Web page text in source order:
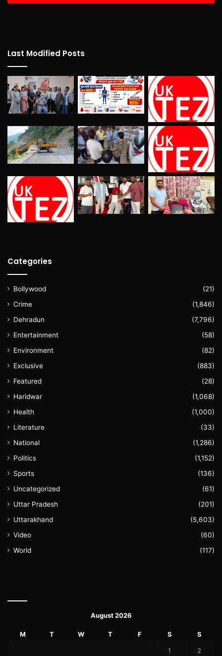
Last Modified Posts
Categories
Bollywood
(21)
Crime
(1,846)
Dehradun
(7,796)
Entertainment
(58)
Environment
(82)
Exclusive
(883)
Featured
(28)
Haridwar
(1,068)
Health
(1,000)
Literature
(33)
National
(1,286)
Politics
(1,152)
Sports
(136)
Uncategorized
(61)
Uttar Pradesh
(201)
Uttarakhand
(5,603)
Video
(60)
World
(117)
August 2026
M T W T F S S
1 2